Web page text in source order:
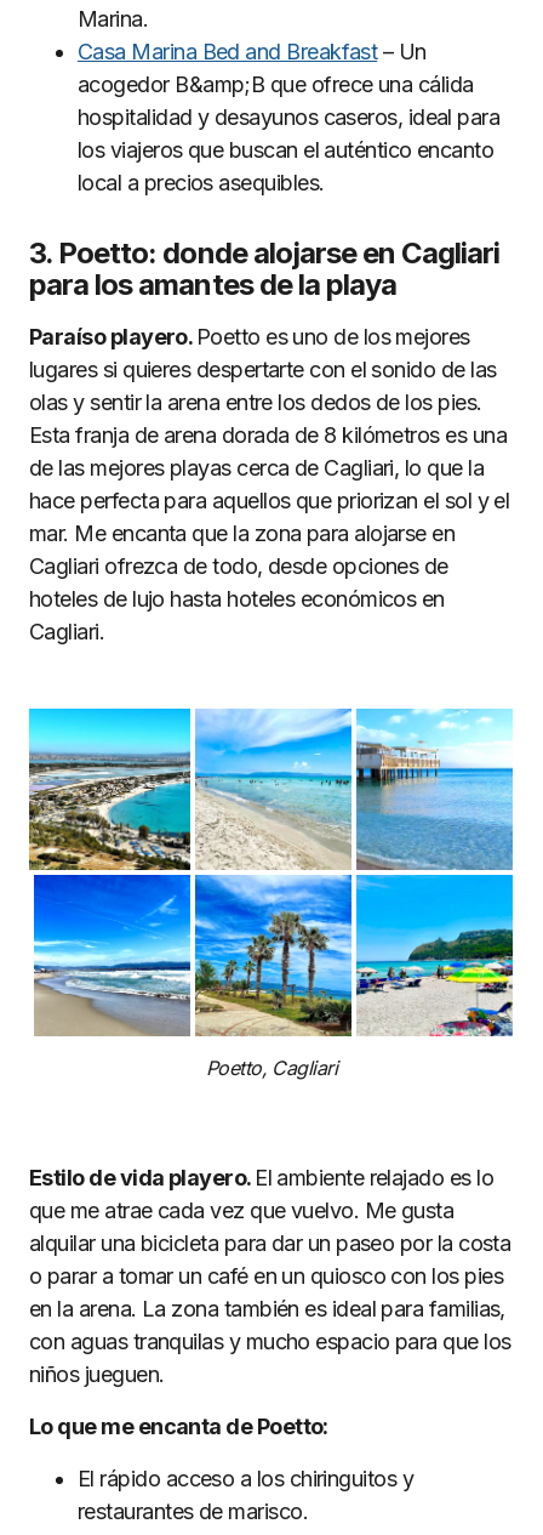
Marina.
Casa Marina Bed and Breakfast– Un
acogedor B&amp;B que ofrece una cálida
hospitalidad y desayunos caseros, ideal para
los viajeros que buscan el auténtico encanto
local a precios asequibles.
3. Poetto: donde alojarse en Cagliari
para los amantes de la playa
Paraíso playero. Poetto es uno de los mejores
lugares si quieres despertarte con el sonido de las
olas y sentir la arena entre los dedos de los pies.
Esta franja de arena dorada de 8 kilómetros es una
de las mejores playas cerca de Cagliari, lo que la
hace perfecta para aquellos que priorizan el sol y el
mar. Me encanta que la zona para alojarse en
Cagliari ofrezca de todo, desde opciones de
hoteles de lujo hasta hoteles económicos en
Cagliari.
Poetto, Cagliari
Estilo de vida playero. El ambiente relajado es lo
que me atrae cada vez que vuelvo. Me gusta
alquilar una bicicleta para dar un paseo por la costa
o parar a tomar un café en un quiosco con los pies
en la arena. La zona también es ideal para familias,
con aguas tranquilas y mucho espacio para que los
niños jueguen.
Lo que me encanta de Poetto:
El rápido acceso a los chiringuitos y
restaurantes de marisco.